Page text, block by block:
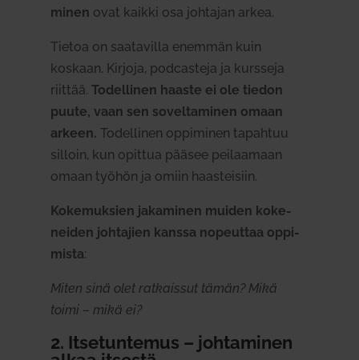
minen ovat kaikki osa joh­tajan arkea.
Tietoa on saa­ta­villa enemmän kuin
koskaan. Kirjoja, podcasteja ja kursseja
riittää. Todel­linen haaste ei ole tiedon
puute, vaan sen sovel­ta­minen omaan
arkeen. Todel­linen oppi­minen tapahtuu
silloin, kun opittua pääsee pei­laamaan
omaan työhön ja omiin haas­teisiin.
Koke­muksien jaka­minen muiden koke­
neiden joh­tajien kanssa nopeuttaa oppi­
mista:
Miten sinä olet rat­kaissut tämän? Mikä
toimi – mikä ei?
2. Itse­tun­temus – joh­ta­minen